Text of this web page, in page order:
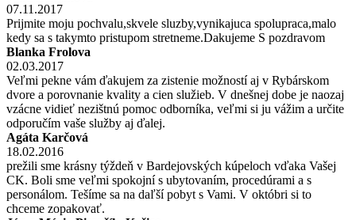
07.11.2017
Prijmite moju pochvalu,skvele sluzby,vynikajuca spolupraca,malo
kedy sa s takymto pristupom stretneme.Dakujeme S pozdravom
Blanka Frolova
02.03.2017
Veľmi pekne vám ďakujem za zistenie možností aj v Rybárskom
dvore a porovnanie kvality a cien služieb. V dnešnej dobe je naozaj
vzácne vidieť nezištnú pomoc odborníka, veľmi si ju vážim a určite
odporučím vaše služby aj ďalej.
Agáta Karčová
18.02.2016
prežili sme krásny týždeň v Bardejovských kúpeloch vďaka Vašej
CK. Boli sme veľmi spokojní s ubytovaním, procedúrami a s
personálom. Tešíme sa na daľší pobyt s Vami. V októbri si to
chceme zopakovať.